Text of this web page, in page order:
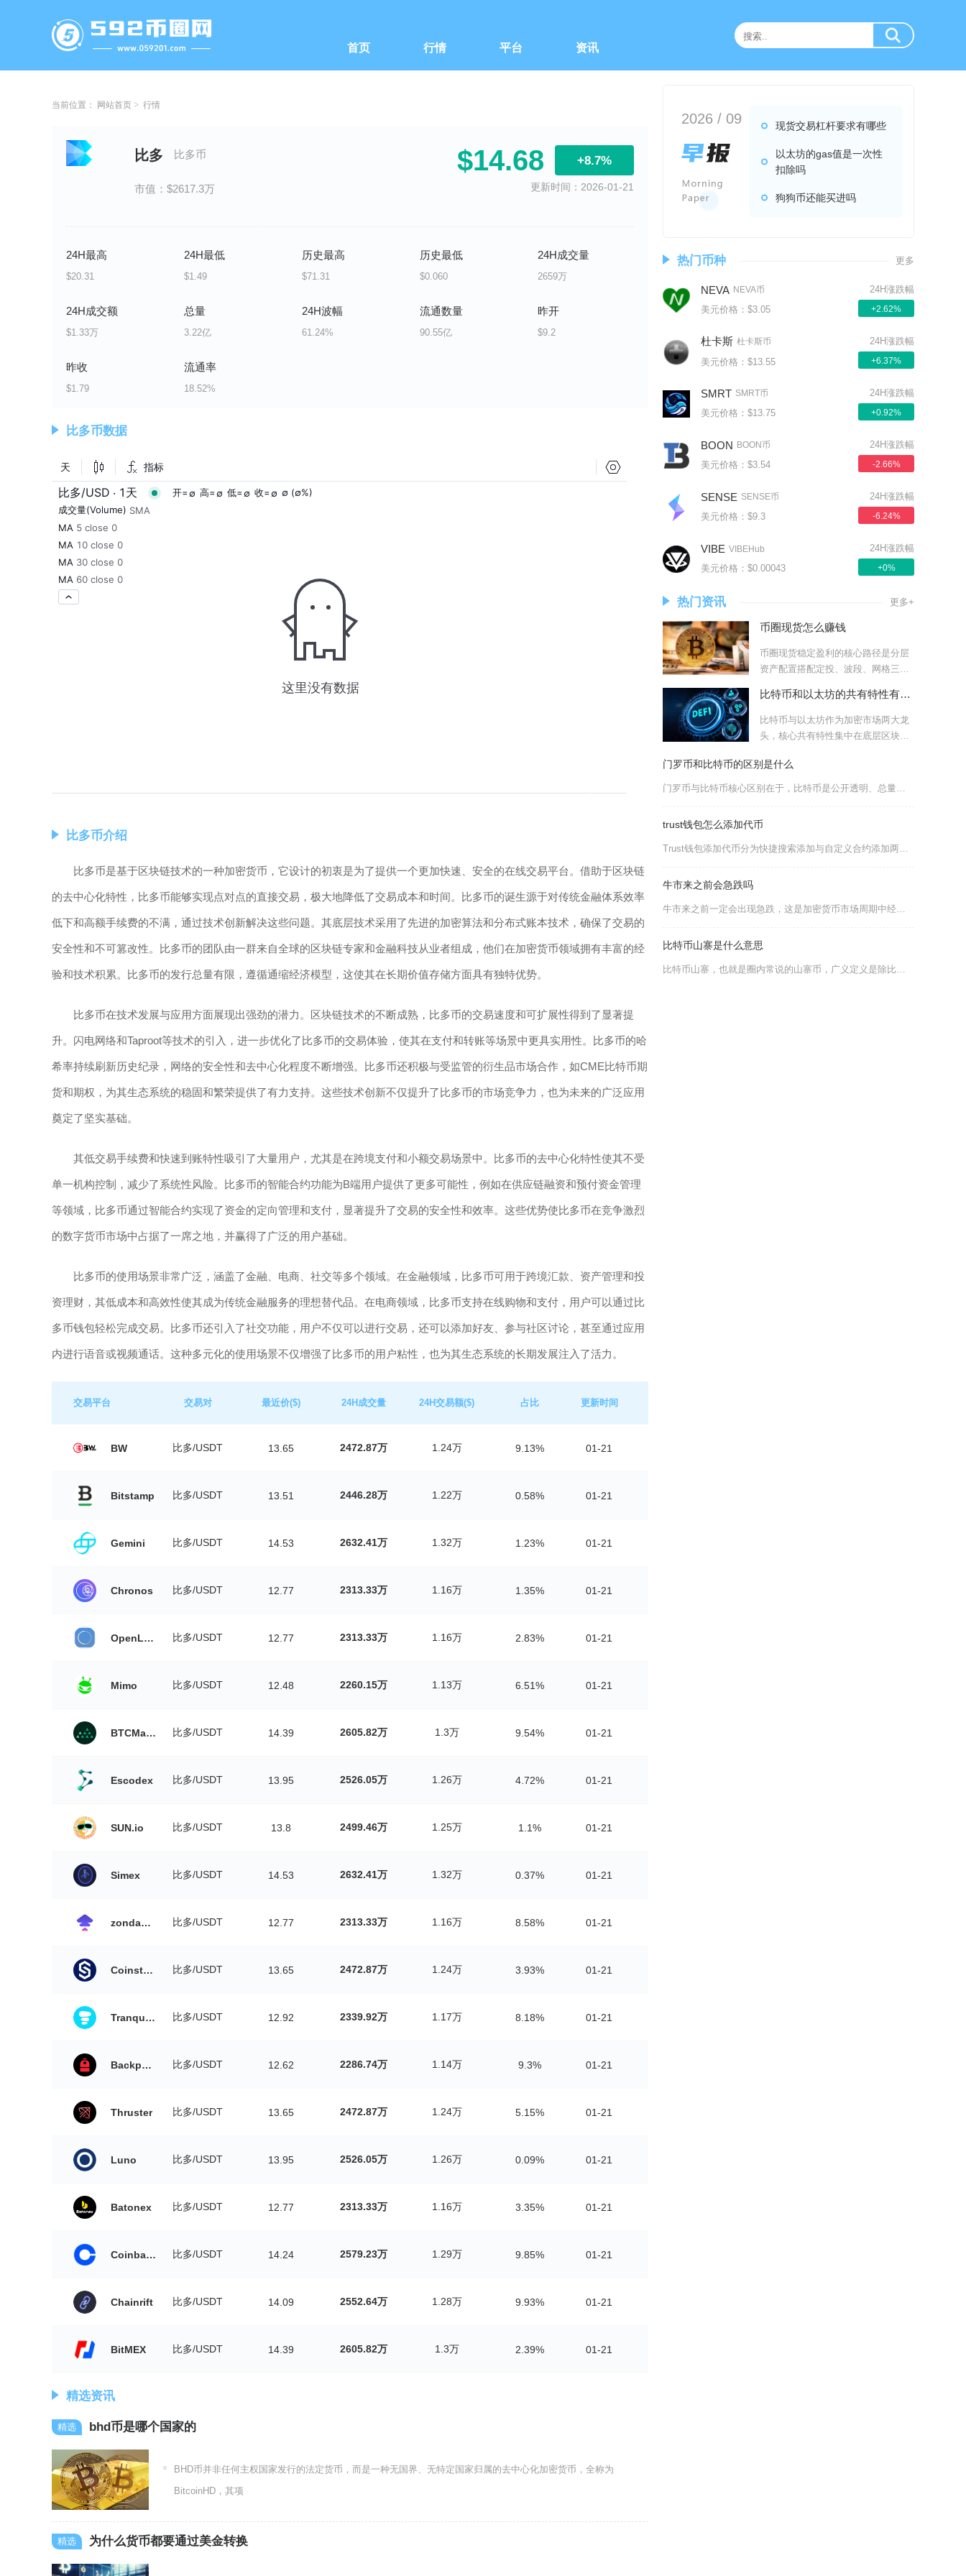
首页 行情 平台 资讯
当前位置： 网站首页 行情
比多 比多币
市值：$2617.3万
$14.68 +8.7%
更新时间：2026-01-21
24H最高
$20.31
24H最低
$1.49
历史最高
$71.31
历史最低
$0.060
24H成交量
2659万
24H成交额
$1.33万
总量
3.22亿
24H波幅
61.24%
流通数量
90.55亿
昨开
$9.2
昨收
$1.79
流通率
18.52%
比多币数据
比多币介绍
比多币是基于区块链技术的一种加密货币，它设计的初衷是为了提供一个更加快速、安全的在线交易平台。借助于区块链
的去中心化特性，比多币能够实现点对点的直接交易，极大地降低了交易成本和时间。比多币的诞生源于对传统金融体系效率
低下和高额手续费的不满，通过技术创新解决这些问题。其底层技术采用了先进的加密算法和分布式账本技术，确保了交易的
安全性和不可篡改性。比多币的团队由一群来自全球的区块链专家和金融科技从业者组成，他们在加密货币领域拥有丰富的经
验和技术积累。比多币的发行总量有限，遵循通缩经济模型，这使其在长期价值存储方面具有独特优势。
比多币在技术发展与应用方面展现出强劲的潜力。区块链技术的不断成熟，比多币的交易速度和可扩展性得到了显著提
升。闪电网络和Taproot等技术的引入，进一步优化了比多币的交易体验，使其在支付和转账等场景中更具实用性。比多币的哈
希率持续刷新历史纪录，网络的安全性和去中心化程度不断增强。比多币还积极与受监管的衍生品市场合作，如CME比特币期
货和期权，为其生态系统的稳固和繁荣提供了有力支持。这些技术创新不仅提升了比多币的市场竞争力，也为未来的广泛应用
奠定了坚实基础。
其低交易手续费和快速到账特性吸引了大量用户，尤其是在跨境支付和小额交易场景中。比多币的去中心化特性使其不受
单一机构控制，减少了系统性风险。比多币的智能合约功能为B端用户提供了更多可能性，例如在供应链融资和预付资金管理
等领域，比多币通过智能合约实现了资金的定向管理和支付，显著提升了交易的安全性和效率。这些优势使比多币在竞争激烈
的数字货币市场中占据了一席之地，并赢得了广泛的用户基础。
比多币的使用场景非常广泛，涵盖了金融、电商、社交等多个领域。在金融领域，比多币可用于跨境汇款、资产管理和投
资理财，其低成本和高效性使其成为传统金融服务的理想替代品。在电商领域，比多币支持在线购物和支付，用户可以通过比
多币钱包轻松完成交易。比多币还引入了社交功能，用户不仅可以进行交易，还可以添加好友、参与社区讨论，甚至通过应用
内进行语音或视频通话。这种多元化的使用场景不仅增强了比多币的用户粘性，也为其生态系统的长期发展注入了活力。
交易平台 交易对 最近价($) 24H成交量 24H交易额($) 占比 更新时间
BW 比多/USDT 13.65 2472.87万 1.24万 9.13% 01-21
Bitstamp 比多/USDT 13.51 2446.28万 1.22万 0.58% 01-21
Gemini 比多/USDT 14.53 2632.41万 1.32万 1.23% 01-21
Chronos 比多/USDT 12.77 2313.33万 1.16万 1.35% 01-21
OpenLedger DEX 比多/USDT 12.77 2313.33万 1.16万 2.83% 01-21
Mimo 比多/USDT 12.48 2260.15万 1.13万 6.51% 01-21
BTCMarkets 比多/USDT 14.39 2605.82万 1.3万 9.54% 01-21
Escodex 比多/USDT 13.95 2526.05万 1.26万 4.72% 01-21
SUN.io 比多/USDT 13.8 2499.46万 1.25万 1.1% 01-21
Simex 比多/USDT 14.53 2632.41万 1.32万 0.37% 01-21
zondacrypto 比多/USDT 12.77 2313.33万 1.16万 8.58% 01-21
Coinstore 比多/USDT 13.65 2472.87万 1.24万 3.93% 01-21
Tranquil Finance 比多/USDT 12.92 2339.92万 1.17万 8.18% 01-21
Backpack 比多/USDT 12.62 2286.74万 1.14万 9.3% 01-21
Thruster 比多/USDT 13.65 2472.87万 1.24万 5.15% 01-21
Luno 比多/USDT 13.95 2526.05万 1.26万 0.09% 01-21
Batonex 比多/USDT 12.77 2313.33万 1.16万 3.35% 01-21
Coinbase 比多/USDT 14.24 2579.23万 1.29万 9.85% 01-21
Chainrift 比多/USDT 14.09 2552.64万 1.28万 9.93% 01-21
BitMEX 比多/USDT 14.39 2605.82万 1.3万 2.39% 01-21
精选资讯
bhd币是哪个国家的
BHD币并非任何主权国家发行的法定货币，而是一种无国界、无特定国家归属的去中心化加密货币，全称为
BitcoinHD，其项
为什么货币都要通过美金转换
2026 / 09 现货交易杠杆要求有哪些
以太坊的gas值是一次性
扣除吗
狗狗币还能买进吗
热门币种 更多
NEVA NEVA币
美元价格：$3.05
24H涨跌幅
+2.62%
杜卡斯 杜卡斯币
美元价格：$13.55
24H涨跌幅
+6.37%
SMRT SMRT币
美元价格：$13.75
24H涨跌幅
+0.92%
BOON BOON币
美元价格：$3.54
24H涨跌幅
-2.66%
SENSE SENSE币
美元价格：$9.3
24H涨跌幅
-6.24%
VIBE VIBEHub
美元价格：$0.00043
24H涨跌幅
+0%
热门资讯 更多+
币圈现货怎么赚钱
币圈现货稳定盈利的核心路径是分层
资产配置搭配定投、波段、网格三类
比特币和以太坊的共有特性有哪些
比特币与以太坊作为加密市场两大龙
头，核心共有特性集中在底层区块链
门罗币和比特币的区别是什么
门罗币与比特币核心区别在于，比特币是公开透明、总量固定的“数字黄金”，主打价值存储；门罗币
trust钱包怎么添加代币
Trust钱包添加代币分为快捷搜索添加与自定义合约添加两种方式，主流币种直接搜索名称开启显
牛市来之前会急跌吗
牛市来之前一定会出现急跌，这是加密货币市场周期中经过历史数据反复验证的必然规律，主流币在牛
比特币山寨是什么意思
比特币山寨，也就是圈内常说的山寨币，广义定义是除比特币以外诞生的所有加密货币，英文对应Al